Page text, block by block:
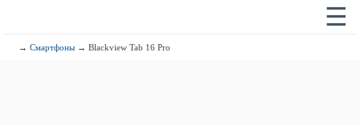
☰
→Смартфоны → Blackview Tab 16 Pro